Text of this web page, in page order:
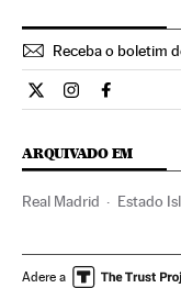
Receba o boletim
Internacional El
Internacional
ARQUIVADO EM
Real Madrid Estado
Jihadismo Grupos
Adere a